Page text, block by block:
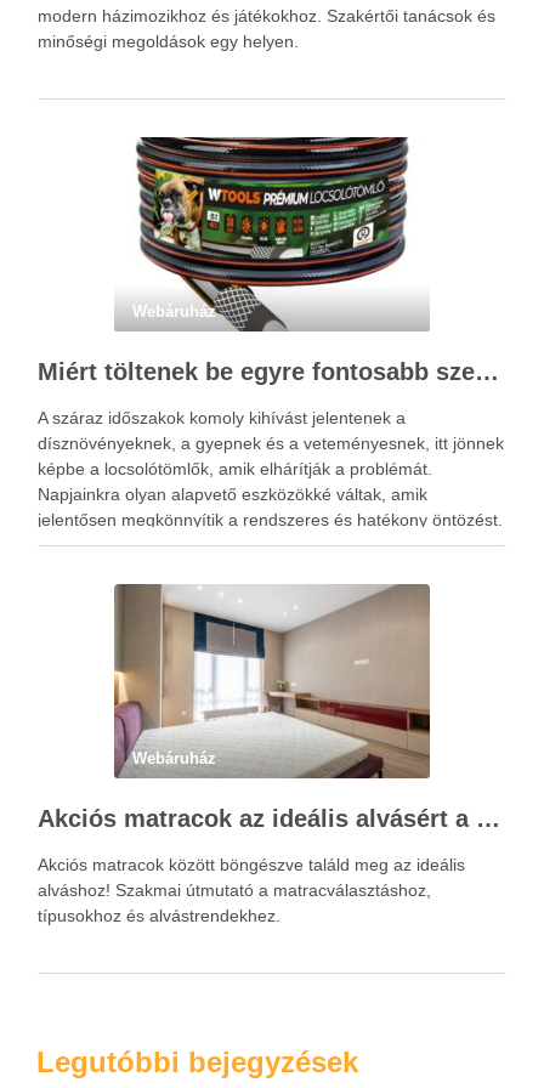
modern házimozikhoz és játékokhoz. Szakértői tanácsok és
minőségi megoldások egy helyen.
Webáruház
Miért töltenek be egyre fontosabb szerepet a locsolótömlők?
A száraz időszakok komoly kihívást jelentenek a
dísznövényeknek, a gyepnek és a veteményesnek, itt jönnek
képbe a locsolótömlők, amik elhárítják a problémát.
Napjainkra olyan alapvető eszközökké váltak, amik
jelentősen megkönnyítik a rendszeres és hatékony öntözést.
A megfelelő vízellátás nemcsak a növények fejlődésére van
Webáruház
Akciós matracok az ideális alvásért a Netmatrac Webáruházban
Akciós matracok között böngészve találd meg az ideális
alváshoz! Szakmai útmutató a matracválasztáshoz,
típusokhoz és alvástrendekhez.
Legutóbbi bejegyzések